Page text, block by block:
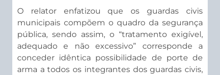
O relator enfatizou que os guardas civis
municipais compõem o quadro da segurança
pública, sendo assim, o “tratamento exigível,
adequado e não excessivo” corresponde a
conceder idêntica possibilidade de porte de
arma a todos os integrantes dos guardas civis,